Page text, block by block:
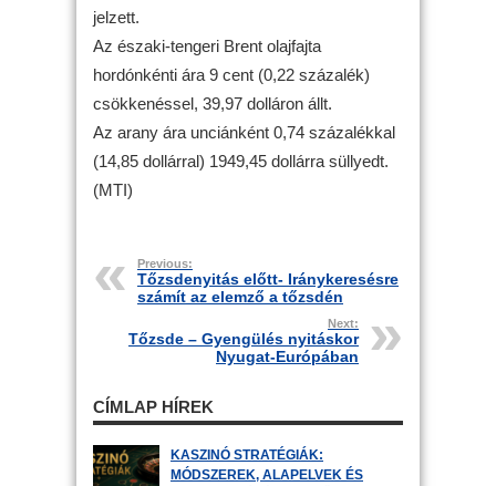
jelzett.
Az északi-tengeri Brent olajfajta
hordónkénti ára 9 cent (0,22 százalék)
csökkenéssel, 39,97 dolláron állt.
Az arany ára unciánként 0,74 százalékkal
(14,85 dollárral) 1949,45 dollárra süllyedt.
(MTI)
Previous:
Tőzsdenyitás előtt- Iránykeresésre
számít az elemző a tőzsdén
Next:
Tőzsde – Gyengülés nyitáskor
Nyugat-Európában
CÍMLAP HÍREK
KASZINÓ STRATÉGIÁK:
MÓDSZEREK, ALAPELVEK ÉS